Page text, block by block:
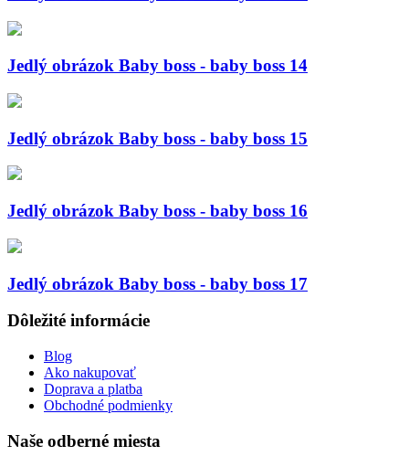
Jedlý obrázok Baby boss - baby boss 14
Jedlý obrázok Baby boss - baby boss 15
Jedlý obrázok Baby boss - baby boss 16
Jedlý obrázok Baby boss - baby boss 17
Dôležité informácie
Blog
Ako nakupovať
Doprava a platba
Obchodné podmienky
Naše odberné miesta